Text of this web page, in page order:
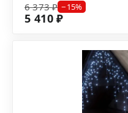
6 373 ₽ −15%
5 410 ₽